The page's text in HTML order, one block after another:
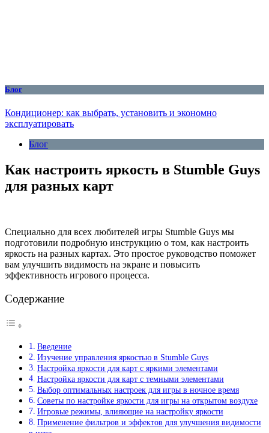
Блог
Кондиционер: как выбрать, установить и экономно
эксплуатировать
Блог
Как настроить яркость в Stumble Guys
для разных карт
Специально для всех любителей игры Stumble Guys мы
подготовили подробную инструкцию о том, как настроить
яркость на разных картах. Это простое руководство поможет
вам улучшить видимость на экране и повысить
эффективность игрового процесса.
Содержание
Введение
Изучение управления яркостью в Stumble Guys
Настройка яркости для карт с яркими элементами
Настройка яркости для карт с темными элементами
Выбор оптимальных настроек для игры в ночное время
Советы по настройке яркости для игры на открытом воздухе
Игровые режимы, влияющие на настройку яркости
Применение фильтров и эффектов для улучшения видимости